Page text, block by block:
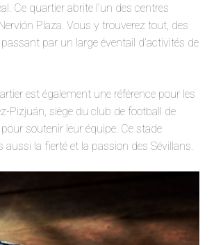
Ce quartier abrite l’un des centres
Plaza. Vous y trouverez tout, des
par un large éventail d’activités de
est également une référence pour les
Pizjuán, siège du club de football de
soutenir leur équipe. Ce stade
la fierté et la passion des Sévillans.